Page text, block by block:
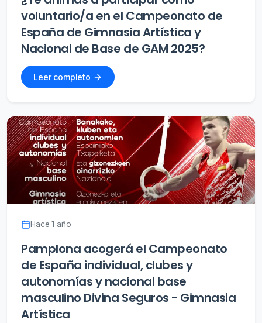
voluntario/a en el Campeonato de
España de Gimnasia Artística y
Nacional de Base de GAM 2025?
Leer completo
Hace 1 año
Pamplona acogerá el Campeonato
de España individual, clubes y
autonomías y nacional base
masculino Divina Seguros - Gimnasia
Artística